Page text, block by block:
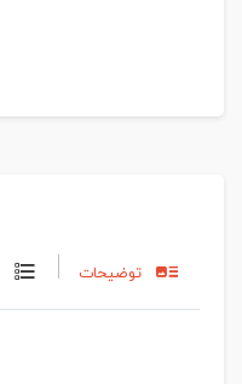
توضیحات